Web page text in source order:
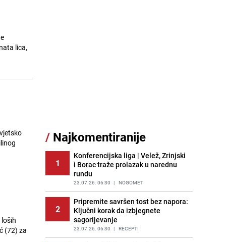
lica,
(72) za
11
KS opkolili zgradu
LOKALNE TEME
12
Šta se dešava u sarajevskom
naselju Vraca? Policija zaprimila
dojavu, izašli na teren
PRIJE 2 DANA | CRNA HRONIKA
13
Pijana sjela za volan: Osiguranje
odbilo isplatu štete na vozilu koje je
slupala Anja Ljubojević
PRIJE 1 DAN | BOSNA I HERCEGOVINA
/ Najkomentiranije
1
Konferencijska liga | Velež, Zrinjski
i Borac traže prolazak u narednu
rundu
23.07.26. 06:30 | NOGOMET
2
Pripremite savršen tost bez napora:
Ključni korak da izbjegnete
sagorijevanje
23.07.26. 06:30 | RECEPTI